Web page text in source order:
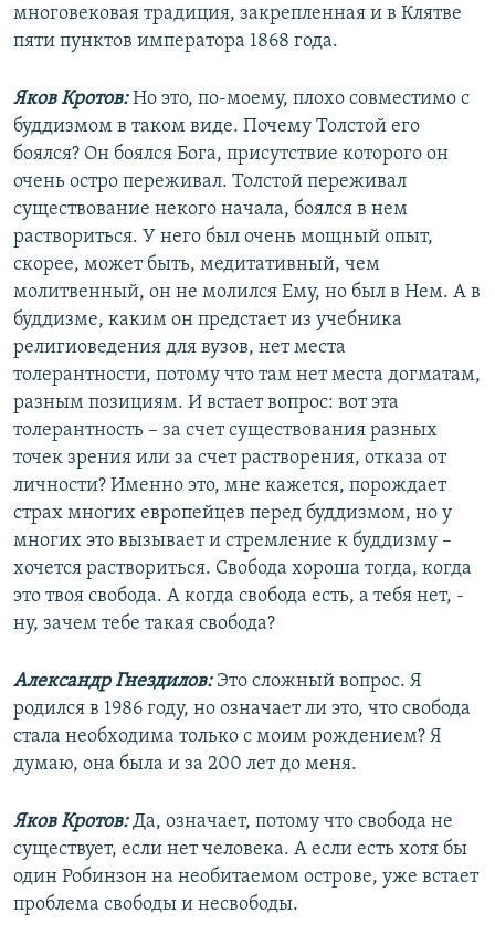
многовековая традиция, закрепленная и в Клятве
пяти пунктов императора 1868 года.
Яков Кротов:Но это, по-моему, плохо совместимо с
буддизмом в таком виде. Почему Толстой его
боялся? Он боялся Бога, присутствие которого он
очень остро переживал. Толстой переживал
существование некого начала, боялся в нем
раствориться. У него был очень мощный опыт,
скорее, может быть, медитативный, чем
молитвенный, он не молился Ему, но был в Нем. А в
буддизме, каким он предстает из учебника
религиоведения для вузов, нет места
толерантности, потому что там нет места догматам,
разным позициям. И встает вопрос: вот эта
толерантность – за счет существования разных
точек зрения или за счет растворения, отказа от
личности? Именно это, мне кажется, порождает
страх многих европейцев перед буддизмом, но у
многих это вызывает и стремление к буддизму –
хочется раствориться. Свобода хороша тогда, когда
это твоя свобода. А когда свобода есть, а тебя нет, -
ну, зачем тебе такая свобода?
Александр Гнездилов: Это сложный вопрос. Я
родился в 1986 году, но означает ли это, что свобода
стала необходима только с моим рождением? Я
думаю, она была и за 200 лет до меня.
Яков Кротов:Да, означает, потому что свобода не
существует, если нет человека. А если есть хотя бы
один Робинзон на необитаемом острове, уже встает
проблема свободы и несвободы.